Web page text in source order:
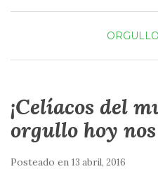
¡Celíacos del
orgullo hoy
Posteado en 13 abril, 2016